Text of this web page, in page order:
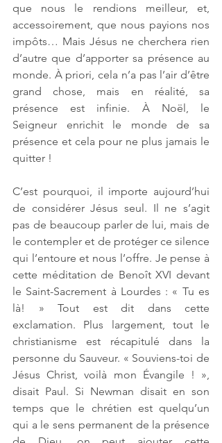
que nous le rendions meilleur, et,
accessoirement, que nous payions nos
impôts… Mais Jésus ne cherchera rien
d’autre que d’apporter sa présence au
monde. À priori, cela n’a pas l’air d’être
grand chose, mais en réalité, sa
présence est infinie. À Noël, le
Seigneur enrichit le monde de sa
présence et cela pour ne plus jamais le
quitter !
C’est pourquoi, il importe aujourd’hui
de considérer Jésus seul. Il ne s’agit
pas de beaucoup parler de lui, mais de
le contempler et de protéger ce silence
qui l’entoure et nous l’offre. Je pense à
cette méditation de Benoît XVI devant
le Saint-Sacrement à Lourdes : « Tu es
là! » Tout est dit dans cette
exclamation. Plus largement, tout le
christianisme est récapitulé dans la
personne du Sauveur. « Souviens-toi de
Jésus Christ, voilà mon Évangile ! »,
disait Paul. Si Newman disait en son
temps que le chrétien est quelqu’un
qui a le sens permanent de la présence